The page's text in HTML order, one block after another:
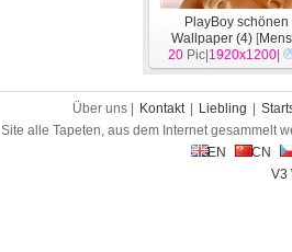
PlayBoy schönen
Wallpaper (4) [
20 Pic| 1920x1200
Über uns | Kontakt Liebling
Site alle Tapeten, aus dem Internet gesammelt
EN
CN
V3